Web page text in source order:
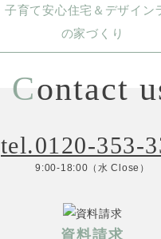
子育て安心住宅＆デザイン
の家づくり
Contact
tel.0120-353-
9:00-18:00（水 Close）
資料請求